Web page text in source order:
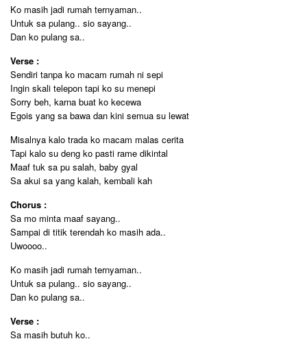
Ko masih jadi rumah ternyaman..
Untuk sa pulang.. sio sayang..
Dan ko pulang sa..
Verse :
Sendiri tanpa ko macam rumah ni sepi
Ingin skali telepon tapi ko su menepi
Sorry beh, karna buat ko kecewa
Egois yang sa bawa dan kini semua su lewat
Misalnya kalo trada ko macam malas cerita
Tapi kalo su deng ko pasti rame dikintal
Maaf tuk sa pu salah, baby gyal
Sa akui sa yang kalah, kembali kah
Chorus :
Sa mo minta maaf sayang..
Sampai di titik terendah ko masih ada..
Uwoooo..
Ko masih jadi rumah ternyaman..
Untuk sa pulang.. sio sayang..
Dan ko pulang sa..
Verse :
Sa masih butuh ko..